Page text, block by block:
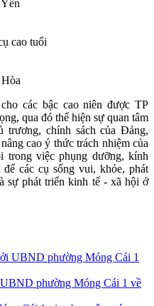
cao tuổi
các bậc cao niên được TP
qua đó thể hiện sự quan tâm
trương, chính sách của Đảng,
cao ý thức trách nhiệm của
trong việc phụng dưỡng, kính
các cụ sống vui, khỏe, phát
sự phát triển kinh tế - xã hội ở
phường Móng Cái 1 về